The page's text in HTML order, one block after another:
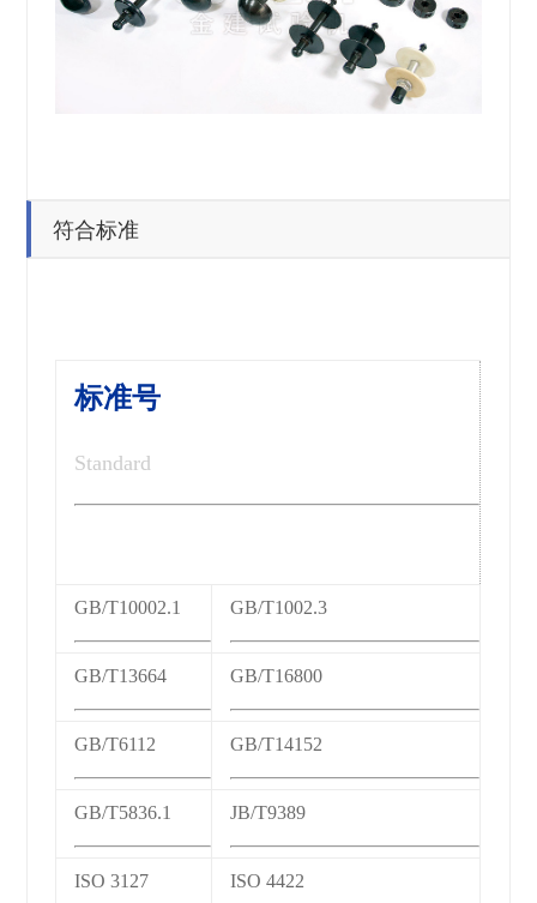
符合标准
标准号
Standard
GB/T10002.1 GB/T1002.3
GB/T13664 GB/T16800
GB/T6112 GB/T14152
GB/T5836.1 JB/T9389
ISO 3127 ISO 4422